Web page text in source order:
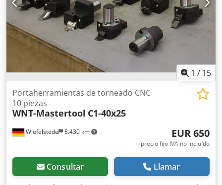
1 / 15
Wiefelstede 8.430 km
Portaherramientas de torneado CNC
10 piezas
WNT-Mastertool C1-40x25
EUR 650
precio fijo IVA no incluído
Consultar Llamar